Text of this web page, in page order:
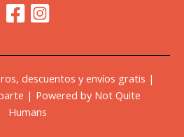
descuentos y envíos gratis |
| Powered by Not Quite
Humans